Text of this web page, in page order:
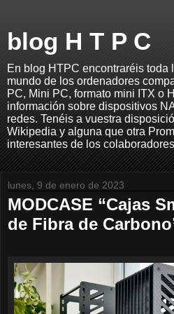
blog H T P C
En blog HTPC encontraréis toda
mundo de los ordenadores
PC, Mini PC, formato mini ITX o
información sobre dispositivos
redes. Tenéis a vuestra
Wikipedia y alguna que otra
interesantes de los
lunes, 9 de enero de 2023
MODCASE “Cajas
de Fibra de